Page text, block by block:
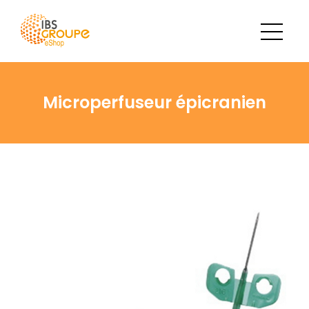
Microperfuseur épicranien